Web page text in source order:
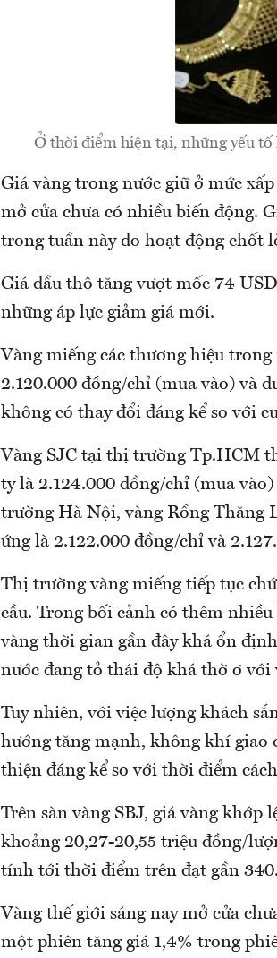
Ở thời điểm hiện tại, những yếu
Giá vàng trong nước giữ ở mức
mở cửa chưa có nhiều biến động.
trong tuần này do hoạt động chốt
Giá dầu thô tăng vượt mốc 74
những áp lực giảm giá mới.
Vàng miếng các thương hiệu
2.120.000 đồng/chỉ (mua vào) và
không có thay đổi đáng kể so với
Vàng SJC tại thị trường Tp.HCM
ty là 2.124.000 đồng/chỉ (mua
trường Hà Nội, vàng Rồng Thăng
ứng là 2.122.000 đồng/chỉ và
Thị trường vàng miếng tiếp tục
cầu. Trong bối cảnh có thêm
vàng thời gian gần đây khá ổn
nước đang tỏ thái độ khá thờ ơ với
Tuy nhiên, với việc lượng khách
hướng tăng mạnh, không khí giao
thiện đáng kể so với thời điểm
Trên sàn vàng SBJ, giá vàng khớp
khoảng 20,27-20,55 triệu đồng/
tính tới thời điểm trên đạt gần
Vàng thế giới sáng nay mở cửa
một phiên tăng giá 1,4% trong